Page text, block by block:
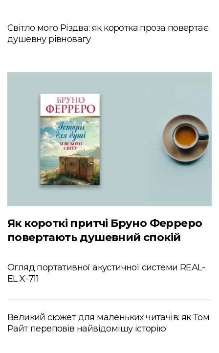
Світло мого Різдва: як коротка проза повертає
душевну рівновагу
Як короткі притчі Бруно Ферреро
повертають душевний спокій
Огляд портативної акустичної системи REAL-
EL X-711
Великий сюжет для маленьких читачів: як Том
Райт переповів найвідомішу історію